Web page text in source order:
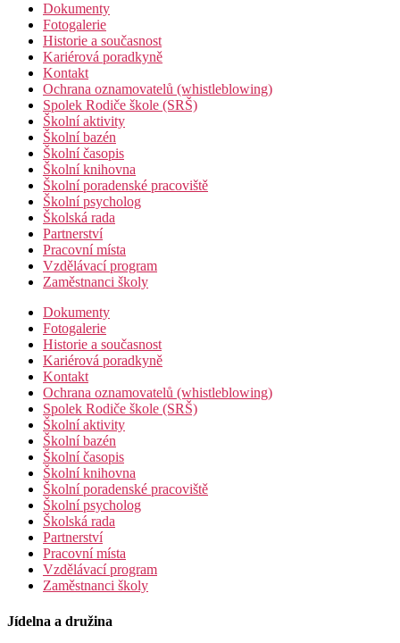
Dokumenty
Fotogalerie
Historie a současnost
Kariérová poradkyně
Kontakt
Ochrana oznamovatelů (whistleblowing)
Spolek Rodiče škole (SRŠ)
Školní aktivity
Školní bazén
Školní časopis
Školní knihovna
Školní poradenské pracoviště
Školní psycholog
Školská rada
Partnerství
Pracovní místa
Vzdělávací program
Zaměstnanci školy
Dokumenty
Fotogalerie
Historie a současnost
Kariérová poradkyně
Kontakt
Ochrana oznamovatelů (whistleblowing)
Spolek Rodiče škole (SRŠ)
Školní aktivity
Školní bazén
Školní časopis
Školní knihovna
Školní poradenské pracoviště
Školní psycholog
Školská rada
Partnerství
Pracovní místa
Vzdělávací program
Zaměstnanci školy
Jídelna a družina